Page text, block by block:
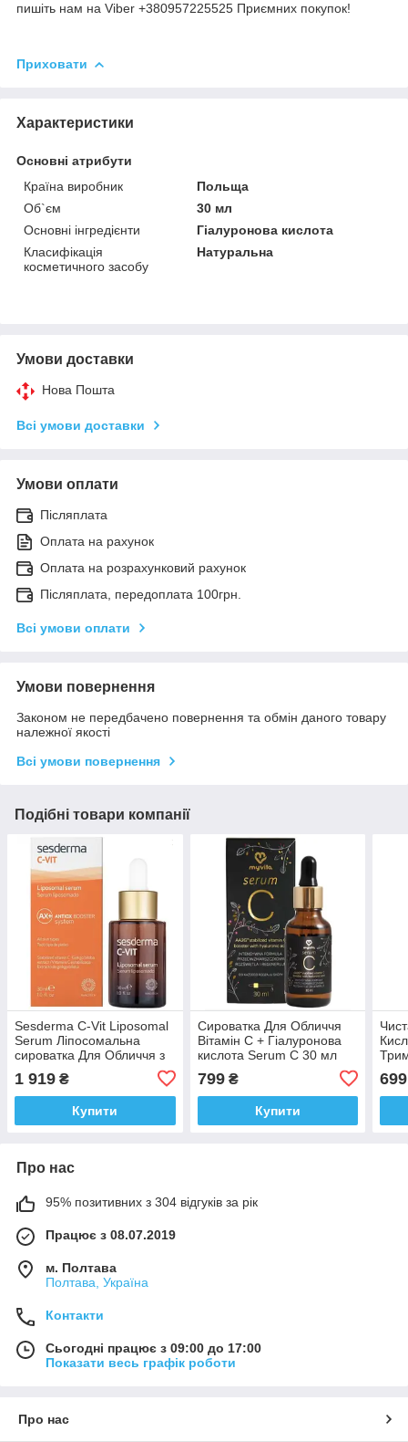
пишіть нам на Viber +380957225525 Приємних покупок!
Приховати
Характеристики
Основні атрибути
Країна виробник
Польща
Об`єм
30 мл
Основні інгредієнти
Гіалуронова кислота
Класифікація
косметичного засобу
Натуральна
Умови доставки
Нова Пошта
Всі умови доставки
Умови оплати
Післяплата
Оплата на рахунок
Оплата на розрахунковий рахунок
Післяплата, передоплата 100грн.
Всі умови оплати
Умови повернення
Законом не передбачено повернення та обмін даного товару
належної якості
Всі умови повернення
Подібні товари компанії
Sesderma C-Vit Liposomal
Serum Ліпосомальна
сироватка Для Обличчя з
Іспанія Доставка з ЄС
1 919 ₴
Купити
Сироватка Для Обличчя
Вітамін C + Гіалуронова
кислота Serum C 30 мл
MyVita Польща Доставка з
ЄС
799₴
Купити
699
Про нас
95% позитивних з 304 відгуків за рік
Працює з 08.07.2019
м. Полтава
Полтава, Україна
Контакти
Сьогодні працює з 09:00 до 17:00
Показати весь графік роботи
Про нас